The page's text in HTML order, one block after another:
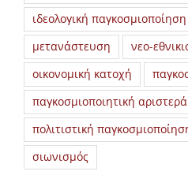
ιδεολογική παγκοσμιοποίηση
μετανάστευση
νεο-
οικονομική κατοχή
παγκοσμιοποιητική αριστερά
πολιτιστική
σιωνισμός